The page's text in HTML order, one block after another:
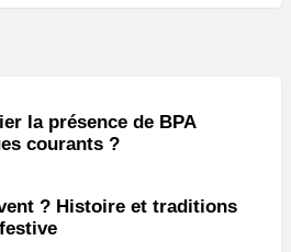
la présence de BPA
courants ?
? Histoire et traditions